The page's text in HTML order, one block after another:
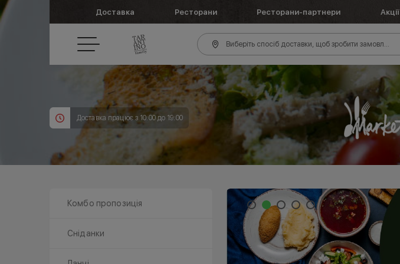
Доставка Ресторани Ресторани-партнери Акції
Виберіть спосіб доставки, щоб зробити замовлення
Доставка працює з 10:00 до 19:00
Комбо пропозиція
Сніданки